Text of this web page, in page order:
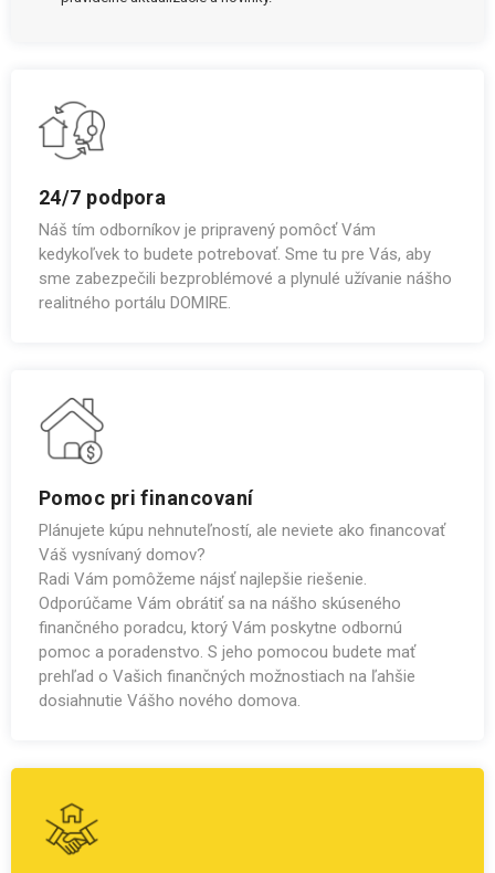
24/7 podpora
Náš tím odborníkov je pripravený pomôcť Vám
kedykoľvek to budete potrebovať. Sme tu pre Vás, aby
sme zabezpečili bezproblémové a plynulé užívanie nášho
realitného portálu DOMIRE.
Pomoc pri financovaní
Plánujete kúpu nehnuteľností, ale neviete ako financovať
Váš vysnívaný domov?
Radi Vám pomôžeme nájsť najlepšie riešenie.
Odporúčame Vám obrátiť sa na nášho skúseného
finančného poradcu, ktorý Vám poskytne odbornú
pomoc a poradenstvo. S jeho pomocou budete mať
prehľad o Vašich finančných možnostiach na ľahšie
dosiahnutie Vášho nového domova.